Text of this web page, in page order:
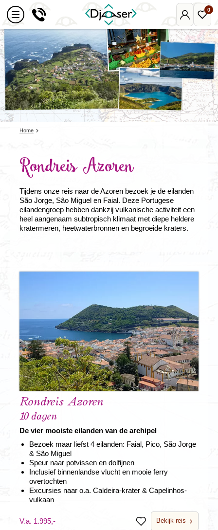
Mijn
Djoser
0
Home
Rondreis Azoren
Tijdens onze reis naar de Azoren bezoek je de eilanden
São Jorge, São Miguel en Faial. Deze Portugese
eilandengroep hebben dankzij vulkanische activiteit een
heel aangenaam subtropisch klimaat met diepe heldere
kratermeren, heetwaterbronnen en begroeide kraters.
Rondreis Azoren
10 dagen
De vier mooiste eilanden van de archipel
Bezoek maar liefst 4 eilanden: Faial, Pico, São Jorge
& São Miguel
Speur naar potvissen en dolfijnen
Inclusief binnenlandse vlucht en mooie ferry
overtochten
Excursies naar o.a. Caldeira-krater & Capelinhos-
vulkaan
V.a. 1.995,- BewarenBekijk reis